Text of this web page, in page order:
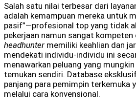
Salah satu nilai terbesar dari
adalah kemampuan mereka untuk
pasif”—profesional top yang tidak
pekerjaan namun sangat kompeten
headhunter memiliki keahlian dan
mendekati individu-individu ini
menawarkan peluang yang
temukan sendiri. Database
panjang para pemimpin terkemuka
melalui cara konvensional.